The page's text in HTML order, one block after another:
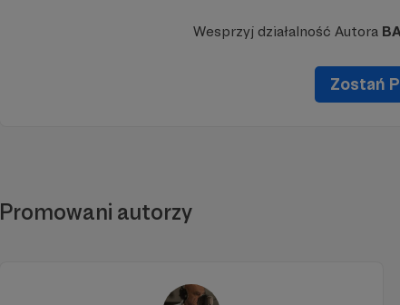
Wesprzyj działalność Autora
Zostań
Promowani autorzy